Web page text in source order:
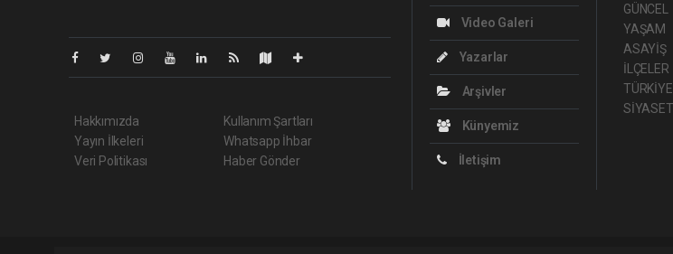
Hakkımızda
Yayın İlkeleri
Veri Politikası
Kullanım Şartları
Whatsapp İhbar
Haber Gönder
Video Galeri
Yazarlar
Arşivler
Künyemiz
İletişim
GÜNCEL
YAŞAM
ASAYİŞ
İLÇELER
SİYASET